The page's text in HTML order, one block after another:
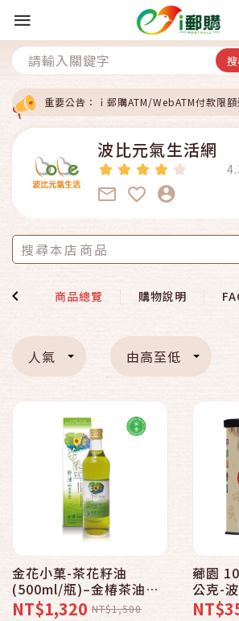
重要公告：ｉ郵購ATM/WebATM付款限額
波比元氣生活網
紹 商品總覽 購物說明
人氣 由高至低
金花小菓-茶花籽油
(500ml/瓶)–金椿茶油工
坊
NT$1,320 NT$1,500
薌園
公克-